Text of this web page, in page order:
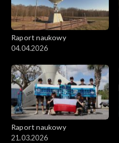
Raport naukowy
04.04.2026
Raport naukowy
21.03.2026